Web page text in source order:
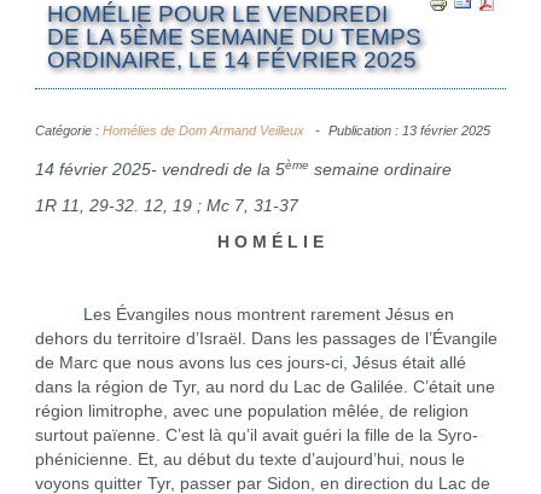
HOMÉLIE POUR LE VENDREDI
DE LA 5ÈME SEMAINE DU TEMPS
ORDINAIRE, LE 14 FÉVRIER 2025
Catégorie : Homélies de Dom Armand Veilleux Publication : 13 février 2025
14 février 2025- vendredi de la 5ème semaine ordinaire
1R 11, 29-32. 12, 19 ; Mc 7, 31-37
H O M É L I E
Les Évangiles nous montrent rarement Jésus en
dehors du territoire d’Israël. Dans les passages de l’Évangile
de Marc que nous avons lus ces jours-ci, Jésus était allé
dans la région de Tyr, au nord du Lac de Galilée. C’était une
région limitrophe, avec une population mêlée, de religion
surtout païenne. C’est là qu’il avait guéri la fille de la Syro-
phénicienne. Et, au début du texte d’aujourd’hui, nous le
voyons quitter Tyr, passer par Sidon, en direction du Lac de